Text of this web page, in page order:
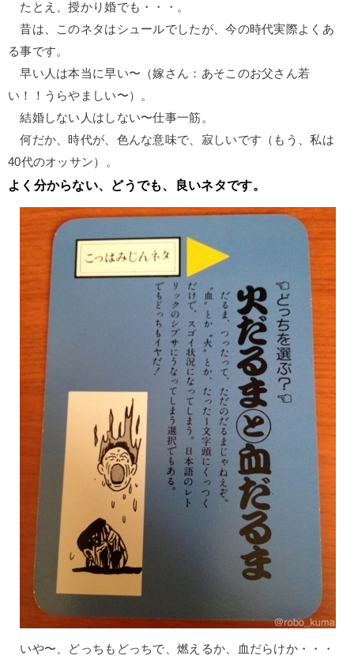
たとえ、授かり婚でも・・・。
昔は、このネタはシュールでしたが、今の時代実際よくあ
る事です。
早い人は本当に早い〜（嫁さん：あそこのお父さん若
い！！うらやましい〜）。
結婚しない人はしない〜仕事一筋。
何だか、時代が、色んな意味で、寂しいです（もう、私は
40代のオッサン）。
よく分からない、どうでも、良いネタです。
いや〜、どっちもどっちで、燃えるか、血だらけか・・・